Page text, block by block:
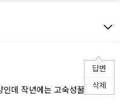
데 작년에는 고숙성꿀
답변
삭제